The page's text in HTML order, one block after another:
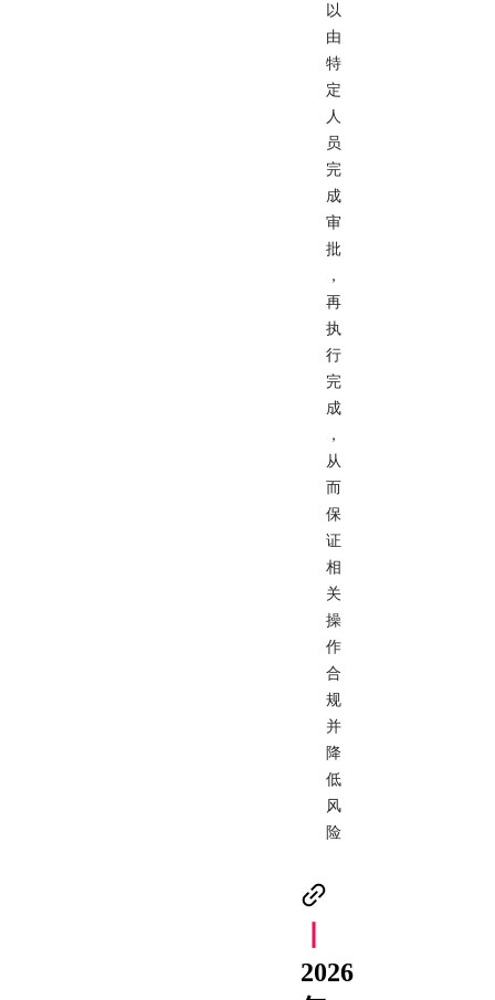
以
由
特
定
人
员
完
成
审
批
，
再
执
行
完
成
，
从
而
保
证
相
关
操
作
合
规
并
降
低
风
险
2026